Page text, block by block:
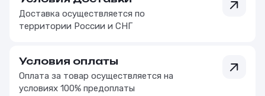
Доставка осуществляется по
территории России и СНГ
Условия оплаты
Оплата за товар осуществляется на
условиях 100% предоплаты